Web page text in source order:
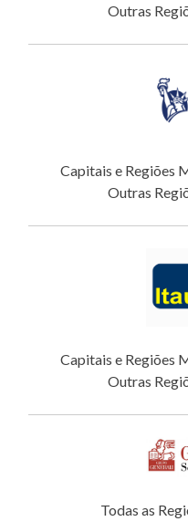
Outras
Capitais e Regiões
Outras
Capitais e Regiões
Outras
Todas as